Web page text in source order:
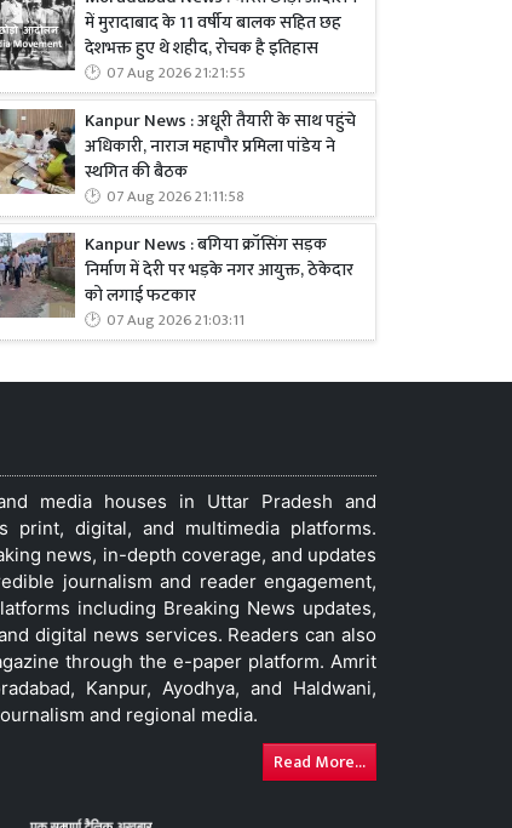
में मुरादाबाद के 11 वर्षीय बालक सहित छह
देशभक्त हुए थे शहीद, रोचक है इतिहास
07 Aug 2026 21:21:55
Kanpur News : अधूरी तैयारी के साथ पहुंचे
अधिकारी, नाराज महापौर प्रमिला पांडेय ने
स्थगित की बैठक
07 Aug 2026 21:11:58
Kanpur News : बगिया क्रॉसिंग सड़क
निर्माण में देरी पर भड़के नगर आयुक्त, ठेकेदार
को लगाई फटकार
07 Aug 2026 21:03:11
media houses in Uttar Pradesh and
print, digital, and multimedia platforms.
news, in-depth coverage, and updates
journalism and reader engagement,
including Breaking News updates,
digital news services. Readers can also
through the e-paper platform. Amrit
Kanpur, Ayodhya, and Haldwani,
and regional media.
Read More...